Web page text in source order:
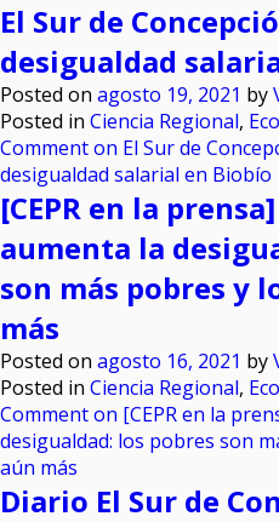
El Sur de
desigualdad
Posted on agosto 19, 2021 by
Posted in Ciencia Regional,
Commenton El Sur de
desigualdad salarial en Biobío
[CEPR en la
aumenta la
son más pobres y
más
Posted on agosto 16, 2021 by
Posted in Ciencia Regional,
Commenton [CEPR en la
desigualdad: los pobres son
aún más
Diario El Sur de